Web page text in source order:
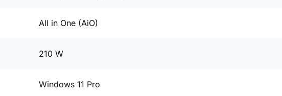
All in One (AiO)
210 W
Windows 11 Pro